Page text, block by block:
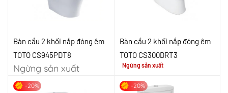
Bàn cầu 2 khối nắp đóng êm
TOTO CS945PDT8
Ngừng sản xuất
Bàn cầu 2 khối nắp đóng êm
TOTO CS300DRT3
Ngừng sản xuất
-20% -20%